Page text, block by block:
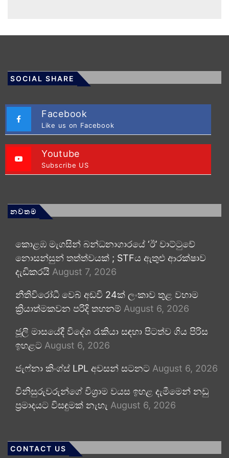
SOCIAL SHARE
Facebook
Like us on Facebook
Youtube
Subscribe US
නවතම
කොළඹ මැගසින් බන්ධනාගාරයේ ‘ඊ’ වාට්ටුවේ
නොසන්සුන් තත්ත්වයක් ; STFය ඇතුළු ආරක්ෂාව
දැඩිකරයි August 7, 2026
නීතිවිරෝධී වෙබ් අඩවි 24ක් ලංකාව තුළ වහාම
ක්‍රියාත්මකවන පරිදි තහනම් August 6, 2026
ජූලි මාසයේදී විදේශ රැකියා සඳහා පිටත්ව ගිය පිරිස
ඉහළට August 6, 2026
ජැෆ්නා කිංග්ස් LPL අවසන් සටනට August 6, 2026
විනිසුරුවරුන්ගේ විශ්‍රාම වයස ඉහළ දැමීමෙන් නඩු
ප්‍රමාදයට විසඳුමක් නැහැ August 6, 2026
CONTACT US